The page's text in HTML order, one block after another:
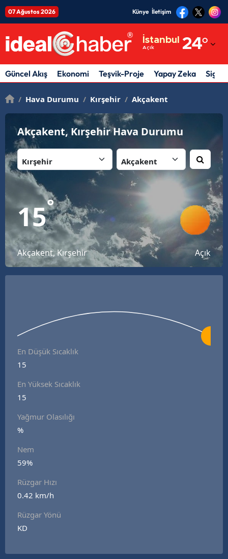
07 Ağustos 2026 Künye İletişim
İstanbul
Açık 24°
Adıyaman
Afyonkarahisar
Amasya
Ankara
Antalya
Artvin
Balıkesir
Bilecik
Bingöl
Burdur
Eskişehir
Güncel Akış Ekonomi Teşvik-Proje Yapay Zeka
/ Hava Durumu / Kırşehir / Akçakent
Akçakent, Kırşehir Hava Durumu
15°
Akçakent, Kırşehir Açık
En Düşük Sıcaklık
15
En Yüksek Sıcaklık
15
Yağmur Olasılığı
%
Nem
59%
Rüzgar Hızı
0.42 km/h
Rüzgar Yönü
KD